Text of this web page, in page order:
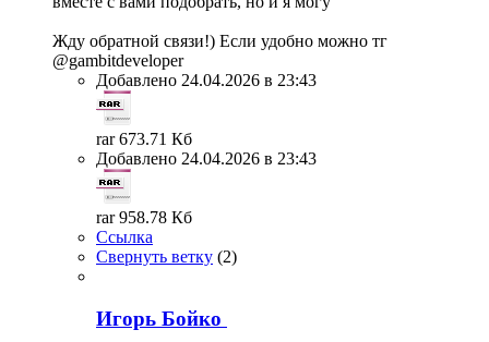
Жду обратной связи!) Если удобно можно тг
@gambitdeveloper
Добавлено 24.04.2026 в 23:43
rar 673.71 Кб
Добавлено 24.04.2026 в 23:43
rar 958.78 Кб
Ссылка
Свернуть ветку (2)
Игорь Бойко